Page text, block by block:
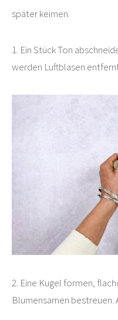
später keimen.
1. Ein Stück Ton
werden Luftblasen
2. Eine Kugel formen,
Blumensamen bestreuen.